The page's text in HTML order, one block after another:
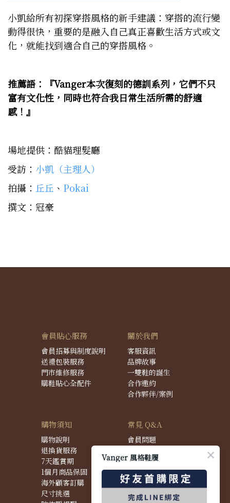
小凱給所有初探穿搭風格的新手建議：穿搭的流行變
動得很快，重要的是融入自己真正喜歡生活方式或文
化，就能找到適合自己的穿搭風格。
推薦語：『Vanger本次復刻的德訓系列，它們不只
富有文化性，同時也符合我日常生活所需的舒適
感！』
場地提供：酷貓理髮廳
受訪： 小凱（主理人）
拍攝： 丘丘 、 Pokai
撰文：冠豪
會員貼心服務
會員招募與制度說明
送禮包裝服務
門市維修服務
購鞋貼心全配件
關於我們
客服資訊
品牌故事
一雙鞋的誕生
合作邀約
合作夥伴/案例
購物須知
購物說明
退換貨服務
7天鑑賞期
1個月商品保固
海外顧客訂購
尺寸挑選
常見 Q&A
會員問題
配送問題
退換貨問題
商品問題
Vanger 風格鞋履